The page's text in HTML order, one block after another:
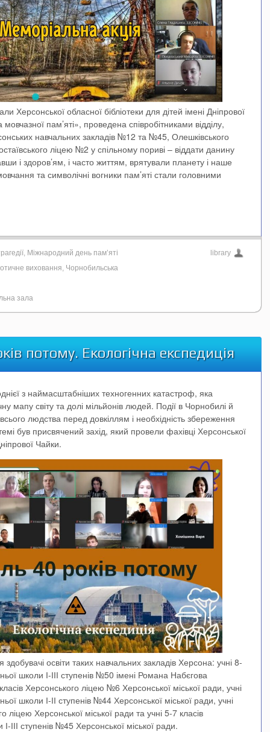
Херсонської обласної бібліотеки для дітей імені Дніпрової
пам’яті», проведена співробітниками відділу,
навчальних закладів №12 та №45, Олешківського
ліцею №2 у спільному пориві – віддати данину
і здоров’ям, і часто життям, врятували планету і наше
та символічні вогники пам’яті стали головними
, Міжнародний день пам’яті
виховання, Чорнобильська
зала
library
потому. Екологічна експедиція
з наймасштабніших техногенних катастроф, яка
мапу світу та долі мільйонів людей. Події в Чорнобилі й
людства перед довкіллям і необхідність збереження
був присвячений захід, який провели фахівці Херсонської
Чайки.
здобувачі освіти таких навчальних закладів Херсона: учні 8-
школи І-ІІІ ступенів №50 імені Романа Набєгова
Херсонського ліцею №6 Херсонської міської ради, учні
школи І-ІІ ступенів №44 Херсонської міської ради, учні
ліцею Херсонської міської ради та учні 5-7 класів
ІІІ ступенів №45 Херсонської міської ради.